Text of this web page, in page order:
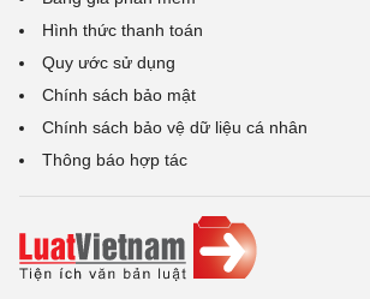
Hình thức thanh toán
Quy ước sử dụng
Chính sách bảo mật
Chính sách bảo vệ dữ liệu cá nhân
Thông báo hợp tác